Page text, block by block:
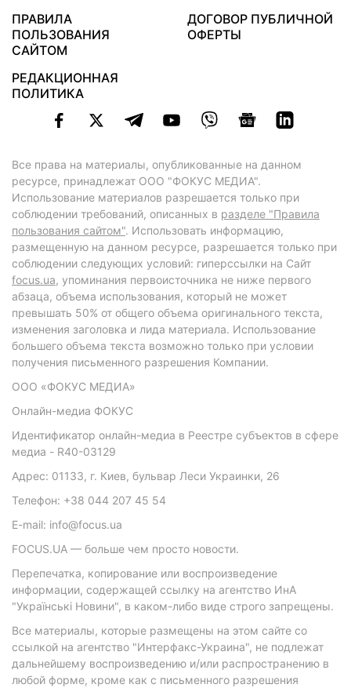
ПРАВИЛА
ПОЛЬЗОВАНИЯ
САЙТОМ
ДОГОВОР ПУБЛИЧНОЙ
ОФЕРТЫ
РЕДАКЦИОННАЯ
ПОЛИТИКА
Все права на материалы, опубликованные на данном
ресурсе, принадлежат ООО "ФОКУС МЕДИА".
Использование материалов разрешается только при
соблюдении требований, описанных в разделе "Правила
пользования сайтом". Использовать информацию,
размещенную на данном ресурсе, разрешается только при
соблюдении следующих условий: гиперссылки на Сайт
focus.ua, упоминания первоисточника не ниже первого
абзаца, объема использования, который не может
превышать 50% от общего объема оригинального текста,
изменения заголовка и лида материала. Использование
большего объема текста возможно только при условии
получения письменного разрешения Компании.
ООО «ФОКУС МЕДИА»
Онлайн-медиа ФОКУС
Идентификатор онлайн-медиа в Реестре субъектов в сфере
медиа - R40-03129
Адрес: 01133, г. Киев, бульвар Леси Украинки, 26
Телефон: +38 044 207 45 54
E-mail: info@focus.ua
FOCUS.UA — больше чем просто новости.
Перепечатка, копирование или воспроизведение
информации, содержащей ссылку на агентство ИнА
"Українські Новини", в каком-либо виде строго запрещены.
Все материалы, которые размещены на этом сайте со
ссылкой на агентство "Интерфакс-Украина", не подлежат
дальнейшему воспроизведению и/или распространению в
любой форме, кроме как с письменного разрешения